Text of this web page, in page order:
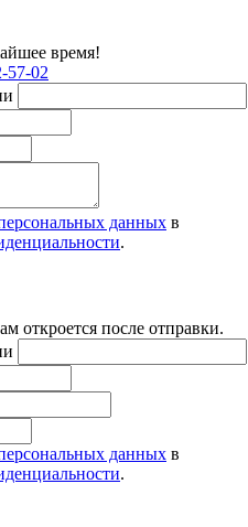
время!
57-02
данных в
.
откроется после отправки.
данных в
.